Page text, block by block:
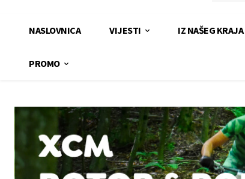
NASLOVNICA VIJESTI IZ NAŠEG KRAJA
PROMO